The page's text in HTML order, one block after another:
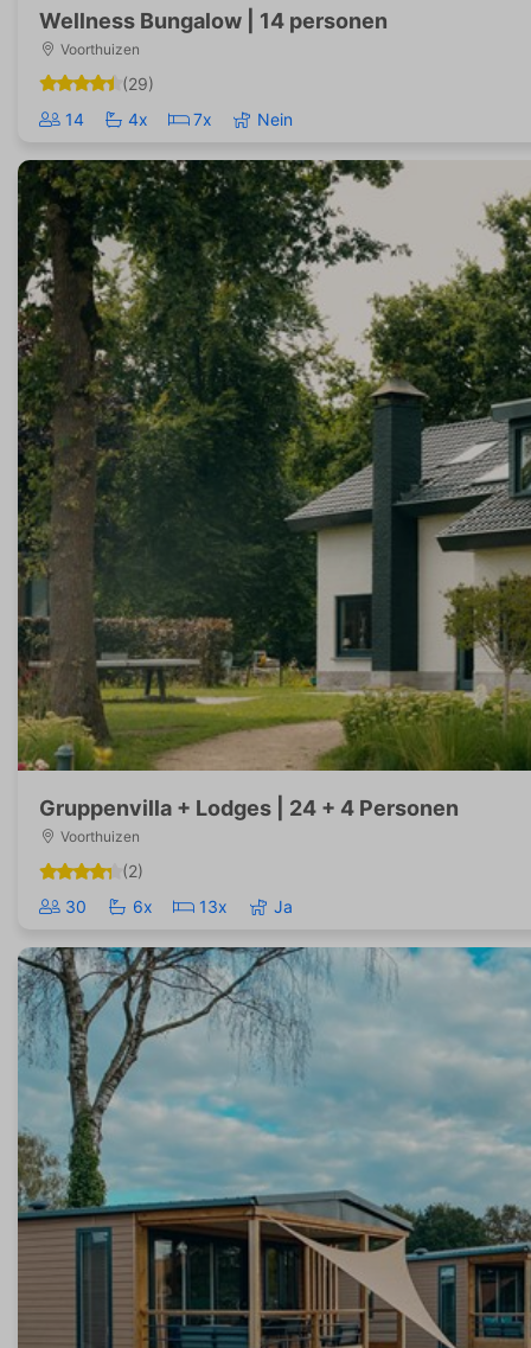
Wellness Bungalow | 14 personen
Voorthuizen
(29)
14
4x 7x Nein
Gruppen­villa + Lodges | 24 + 4 Personen
Voorthuizen
(2)
30
6x 13x Ja